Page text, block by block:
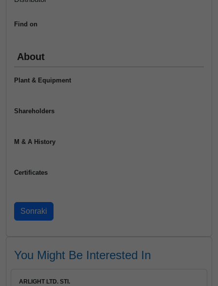
Find on
About
Plant & Equipment
Shareholders
M & A History
Certificates
You Might Be Interested In
ARLIGHT LTD. STI.